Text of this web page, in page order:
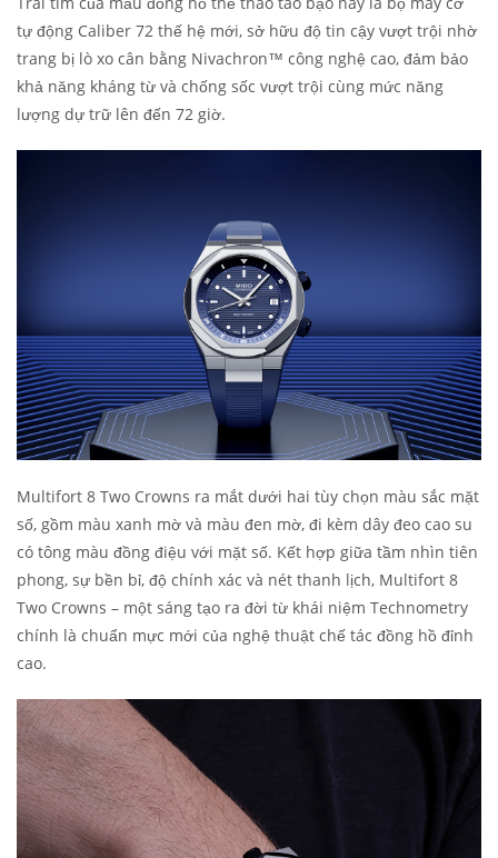
tự động Caliber 72 thế hệ mới, sở hữu độ tin cậy vượt trội nhờ
trang bị lò xo cân bằng Nivachron™ công nghệ cao, đảm bảo
khả năng kháng từ và chống sốc vượt trội cùng mức năng
lượng dự trữ lên đến 72 giờ.
Multifort 8 Two Crowns ra mắt dưới hai tùy chọn màu sắc mặt
số, gồm màu xanh mờ và màu đen mờ, đi kèm dây đeo cao su
có tông màu đồng điệu với mặt số. Kết hợp giữa tầm nhìn tiên
phong, sự bền bỉ, độ chính xác và nét thanh lịch, Multifort 8
Two Crowns – một sáng tạo ra đời từ khái niệm Technometry
chính là chuẩn mực mới của nghệ thuật chế tác đồng hồ đỉnh
cao.